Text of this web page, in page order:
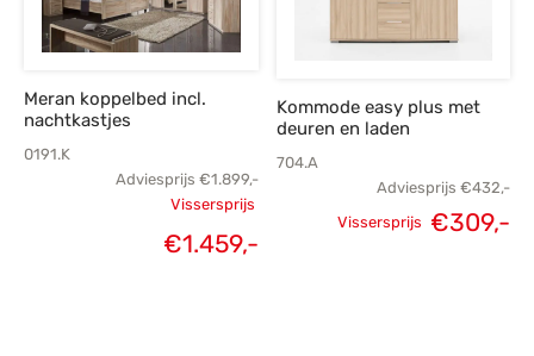
Meran koppelbed incl.
nachtkastjes
0191.K
Adviesprijs €1.899,-
Oorspronkelijke
Vissersprijs
€1.459,-
Kommode easy plus met
deuren en laden
704.A
Adviesprijs €432,-
Vissersprijs €309,-